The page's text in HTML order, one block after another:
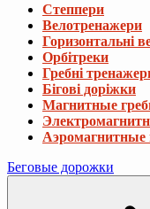
Степпери
Велотренажери
Горизонтальні
Орбітреки
Гребні
Бігові доріжки
Магнитные
Аэромагнитные
Беговые дорожки